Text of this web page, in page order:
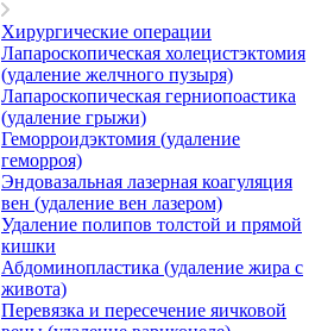
Хирургические операции
Лапароскопическая холецистэктомия
(удаление желчного пузыря)
Лапароскопическая герниопоастика
(удаление грыжи)
Геморроидэктомия (удаление
геморроя)
Эндовазальная лазерная коагуляция
вен (удаление вен лазером)
Удаление полипов толстой и прямой
кишки
Абдоминопластика (удаление жира с
живота)
Перевязка и пересечение яичковой